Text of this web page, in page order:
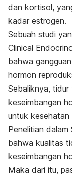
dan kortisol,
kadar estrogen.
Sebuah studi
Clinical
bahwa
hormon
Sebaliknya, tidur
keseimbangan
untuk kesehatan
Penelitian dalam
bahwa kualitas
keseimbangan
Maka dari itu,